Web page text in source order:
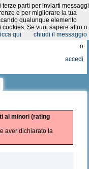
Registrati
o
accedi
ai minori (rating
aver dichiarato la
parti per inviarti messaggi
e per migliorare la tua
qualunque elemento
Se vuoi sapere altro o
qui chiudi il messaggio